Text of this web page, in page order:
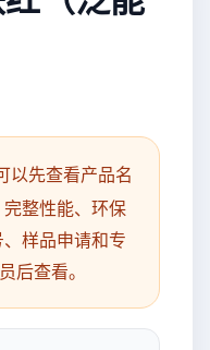
以先查看产品名
整性能、环保
样品申请和专
后查看。